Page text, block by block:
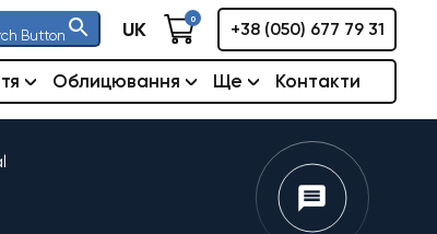
Button UK 0
+38 (050) 677 79 31
Облицювання Ще Контакти